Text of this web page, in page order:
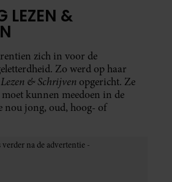
LEZEN &
zich in voor de
Zo werd op haar
& Schrijven opgericht. Ze
kunnen meedoen in de
nou jong, oud, hoog- of